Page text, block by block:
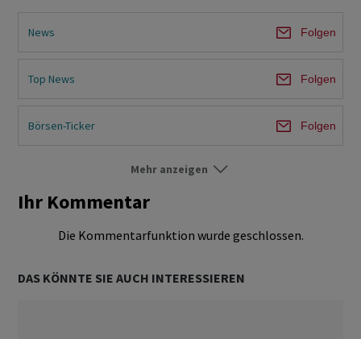
News Folgen
Top News Folgen
Börsen-Ticker Folgen
Mehr anzeigen
Ihr Kommentar
Die Kommentarfunktion wurde geschlossen.
DAS KÖNNTE SIE AUCH INTERESSIEREN